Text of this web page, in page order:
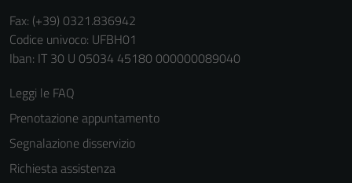
Fax: (+39) 0321.836942
Codice univoco: UFBH01
Iban: IT 30 U 05034 45180 000000089040
Leggi le FAQ
Prenotazione appuntamento
Segnalazione disservizio
Richiesta assistenza